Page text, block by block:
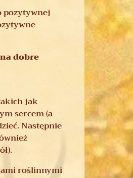
pozytywnej
dobre
jak
sercem (a
Następnie
roślinnymi